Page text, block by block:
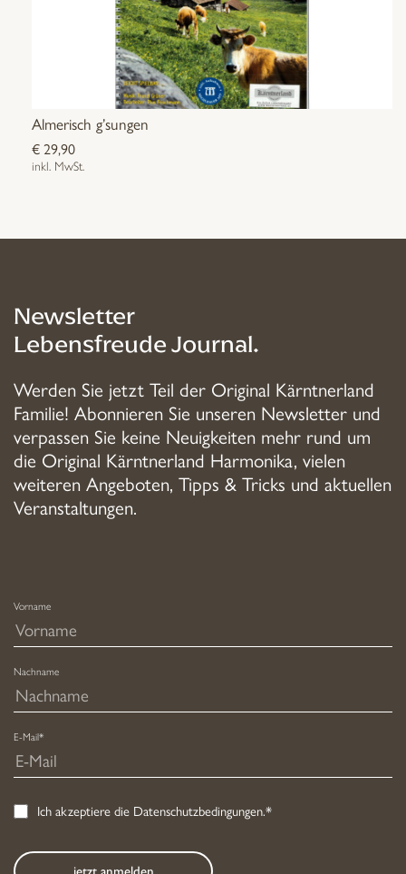
Almerisch g’sungen
€29,90
inkl. MwSt.
Newsletter
Lebensfreude Journal.
Werden Sie jetzt Teil der Original Kärntnerland
Familie! Abonnieren Sie unseren Newsletter und
verpassen Sie keine Neuigkeiten mehr rund um
die Original Kärntnerland Harmonika, vielen
weiteren Angeboten, Tipps & Tricks und aktuellen
Veranstaltungen.
Vorname
Nachname
E-Mail*
Ich akzeptiere die Datenschutzbedingungen.*